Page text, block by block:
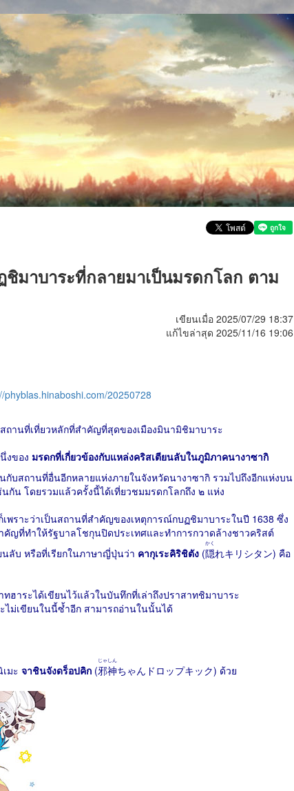
มาบาระที่กลายมาเป็นมรดกโลก ตาม
เขียนเมื่อ 2025/07/29 18:37
แก้ไขล่าสุด 2025/11/16 19:06
phyblas.hinaboshi.com/20250728
ถานที่เที่ยวหลักที่สำคัญที่สุดของเมืองมินามิชิมาบาระ
งของ มรดกที่เกี่ยวข้องกับแหล่งคริสเตียนลับในภูมิภาคนางาซากิ
กับสถานที่อื่นอีกหลายแห่งภายในจังหวัดนางาซากิ รวมไปถึงอีกแห่งบน
กัน โดยรวมแล้วครั้งนี้ได้เที่ยวชมมรดกโลกถึง ๒ แห่ง
พราะว่าเป็นสถานที่สำคัญของเหตุการณ์กบฏชิมาบาระในปี 1638 ซึ่ง
ญที่ทำให้รัฐบาลโชกุนปิดประเทศและทำการกวาดล้างชาวคริสต์
นลับ หรือที่เรียกในภาษาญี่ปุ่นว่า คากุเระคิริชิตัง (隠
かく
れキリシタン) คือ
ฮาระได้เขียนไว้แล้วในบันทึกที่เล่าถึงปราสาทชิมาบาระ
ไม่เขียนในนี้ซ้ำอีก สามารถอ่านในนั้นได้
มะ จาชินจังดร็อปคิก (邪神
じゃしん
ちゃんドロップキック) ด้วย